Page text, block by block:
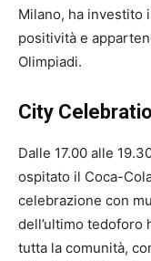
Milano, ha investito
positività e
Olimpiadi.
City
Dalle 17.00 alle
ospitato il Coca-
celebrazione con
dell’ultimo tedoforo
tutta la comunità,